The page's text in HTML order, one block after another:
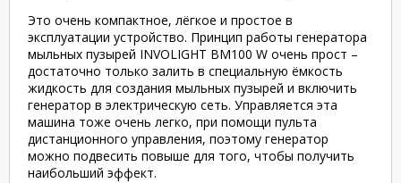
Это очень компактное, лёгкое и простое в
эксплуатации устройство. Принцип работы генератора
мыльных пузырей INVOLIGHT BM100 W очень прост –
достаточно только залить в специальную ёмкость
жидкость для создания мыльных пузырей и включить
генератор в электрическую сеть. Управляется эта
машина тоже очень легко, при помощи пульта
дистанционного управления, поэтому генератор
можно подвесить повыше для того, чтобы получить
наибольший эффект.